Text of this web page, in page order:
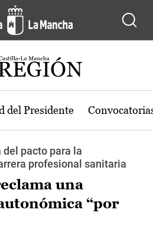
del Presidente
pacto para la
profesional sanitaria
una
“por